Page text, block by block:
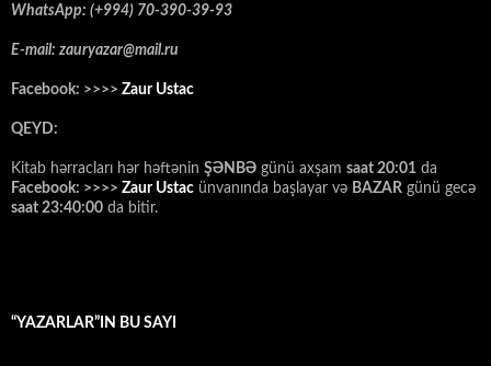
WhatsApp: (+994) 70-390-39-93
E-mail: zauryazar@mail.ru
Facebook: >>>> Zaur Ustac
QEYD:
Kitab hərracları hər həftənin ŞƏNBƏ günü axşam saat 20:01 da
Facebook: >>>> Zaur Ustac ünvanında başlayar və BAZAR günü gecə
saat 23:40:00 da bitir.
“YAZARLAR”IN BU SAYI